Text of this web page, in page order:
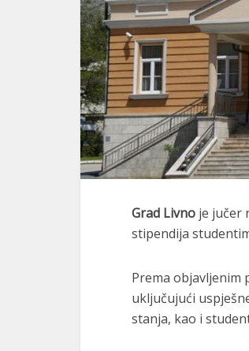
Grad Livno je jučer
stipendija
Prema objavljenim
uključujući
stanja, kao i